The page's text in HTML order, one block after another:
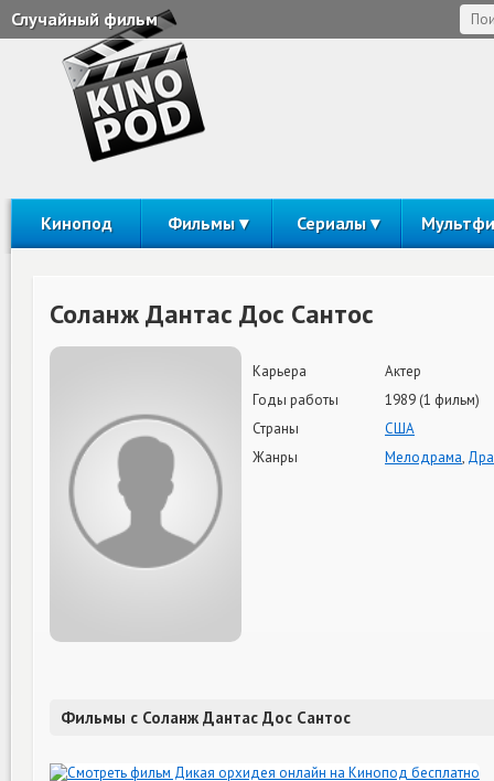
Случайный фильм
Кинопод Фильмы Сериалы
Соланж Дантас Дос Сантос
Карьера
Актер
Годы работы
1989 (1 фильм)
Страны
США
Жанры
Мелодрама,
Фильмы с Соланж Дантас Дос Сантос